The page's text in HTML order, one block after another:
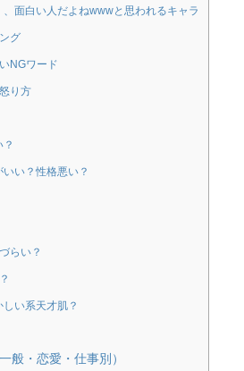
面白い人だよねwwwと思われるキャラ
グ
NGワード
り方
い？性格悪い？
らい？
い系天才肌？
般・恋愛・仕事別）